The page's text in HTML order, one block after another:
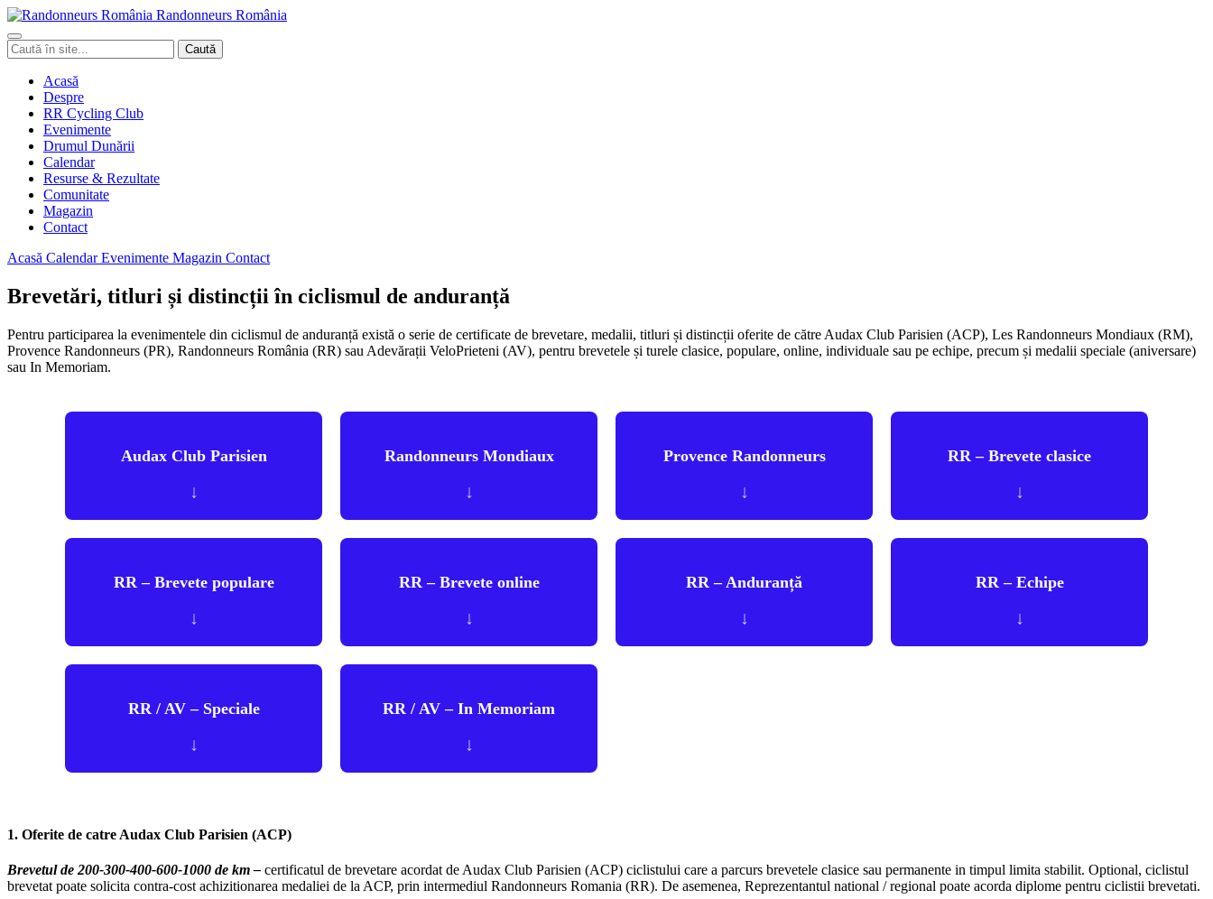
Randonneurs România
Caută
în
Caută
Acasă
Despre
RR Cycling Club
Evenimente
Drumul Dunării
Calendar
Resurse & Rezultate
Comunitate
Magazin
Contact
Acasă CalendarEvenimente Magazin Contact
Brevetări, titluri și distincții în ciclismul de anduranță
Pentru participarea la evenimentele din ciclismul de anduranță există o serie de certificate de brevetare, medalii, titluri și distincții oferite de către Audax Club Parisien (ACP), Les Randonneurs Mondiaux (RM),
Provence Randonneurs (PR), Randonneurs România (RR) sau Adevărații VeloPrieteni (AV), pentru brevetele și turele clasice, populare, online, individuale sau pe echipe, precum și medalii speciale (aniversare)
sau In Memoriam.
Audax Club Parisien
↓
Randonneurs Mondiaux
↓
Provence Randonneurs
↓
RR – Brevete clasice
↓
RR – Brevete populare
↓
RR – Brevete online
↓
RR – Anduranță
↓
RR – Echipe
↓
RR / AV – Speciale
↓
RR / AV – In Memoriam
↓
1. Oferite de catre Audax Club Parisien (ACP)
Brevetul de 200-300-400-600-1000 de km – certificatul de brevetare acordat de Audax Club Parisien (ACP) ciclistului care a parcurs brevetele clasice sau permanente in timpul limita stabilit. Optional, ciclistul
brevetat poate solicita contra-cost achizitionarea medaliei de la ACP, prin intermediul Randonneurs Romania (RR). De asemenea, Reprezentantul national / regional poate acorda diplome pentru ciclistii brevetati.